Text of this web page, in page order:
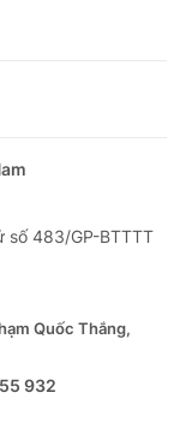
số 483/GP-BTTTT
Quốc Thắng,
932